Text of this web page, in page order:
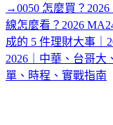
→0050 怎麼買？
線怎麼看？2026
成的 5 件理財大事｜
2026｜中華、台哥大
單、時程、實戰指南